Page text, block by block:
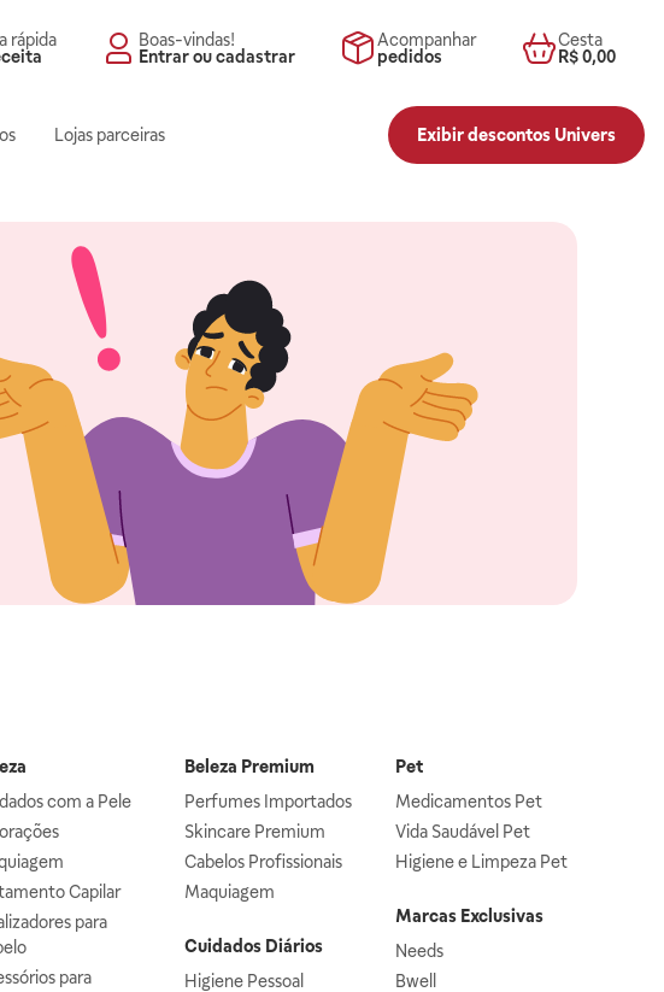
rápida
Boas-vindas!
Entrar ou cadastrar
Acompanhar
pedidos
Cesta
R$ 0,00
Lojas parceiras Exibir descontos Univers
com a Pele
Capilar
para
para
Beleza Premium
Perfumes Importados
Skincare Premium
Cabelos Profissionais
Maquiagem
Cuidados Diários
Higiene Pessoal
Pet
Medicamentos Pet
Vida Saudável Pet
Higiene e Limpeza Pet
Marcas Exclusivas
Needs
Bwell